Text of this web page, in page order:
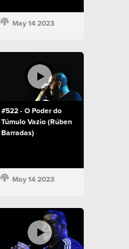
May 14 2023
#522 - O Poder do
Túmulo Vazio (Rúben
Barradas)
May 14 2023